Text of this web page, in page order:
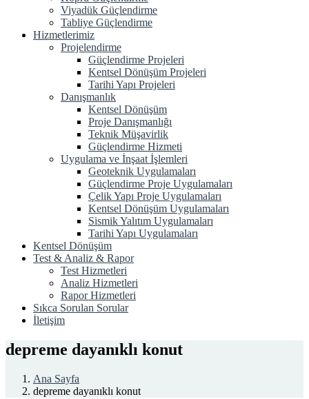
Viyadük Güçlendirme
Tabliye Güçlendirme
Hizmetlerimiz
Projelendirme
Güçlendirme Projeleri
Kentsel Dönüşüm Projeleri
Tarihi Yapı Projeleri
Danışmanlık
Kentsel Dönüşüm
Proje Danışmanlığı
Teknik Müşavirlik
Güçlendirme Hizmeti
Uygulama ve İnşaat İşlemleri
Geoteknik Uygulamaları
Güçlendirme Proje Uygulamaları
Çelik Yapı Proje Uygulamaları
Kentsel Dönüşüm Uygulamaları
Sismik Yalıtım Uygulamaları
Tarihi Yapı Uygulamaları
Kentsel Dönüşüm
Test & Analiz & Rapor
Test Hizmetleri
Analiz Hizmetleri
Rapor Hizmetleri
Sıkca Sorulan Sorular
İletişim
depreme dayanıklı konut
Ana Sayfa
depreme dayanıklı konut